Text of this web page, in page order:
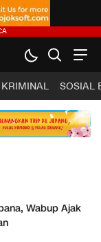
SOSIAL
Wabup Ajak